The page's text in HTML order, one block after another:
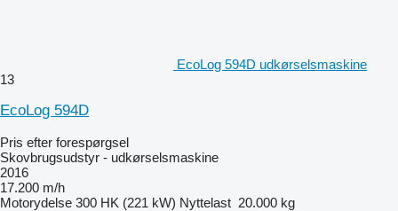
EcoLog 594D udkørselsmaskine
13
EcoLog 594D
Pris efter forespørgsel
Skovbrugsudstyr - udkørselsmaskine
2016
17.200 m/h
Motorydelse 300 HK (221 kW) Nyttelast 20.000 kg